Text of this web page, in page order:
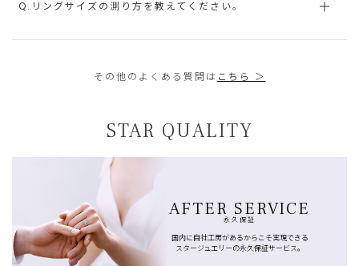
Q.リングサイズの測り方を教えてください。
その他のよくある質問は こちら ＞
STAR QUALITY
AFTER SERVICE
永久保証
国内に自社工房があるからこそ実現できる
スタージュエリーの永久保証サービス。